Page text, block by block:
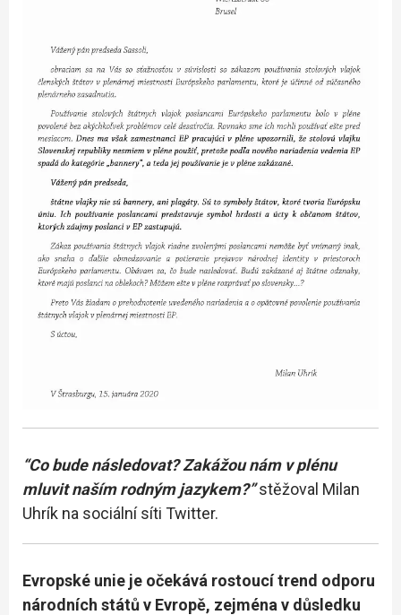
“Co bude následovat? Zakážou nám v plénu
mluvit naším rodným jazykem?”stěžoval Milan
Uhrík na sociální síti Twitter.
Evropské unie je očekává rostoucí trend odporu
národních států v Evropě, zejména v důsledku